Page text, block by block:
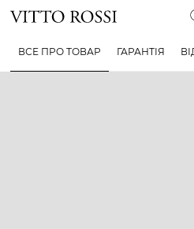
ВСЕ ПРО ТОВАР ГАРАНТІЯ